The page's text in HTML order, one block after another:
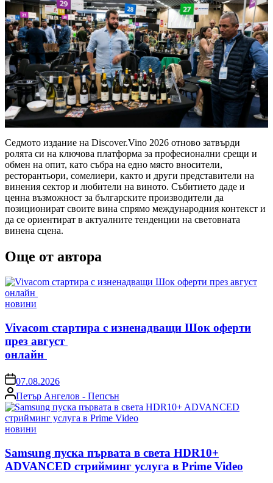
Седмото издание на Discover.Vino 2026 отново затвърди
ролята си на ключова платформа за професионални срещи и
обмен на опит, като събра на едно място вносители,
ресторантьори, сомелиери, както и други представители на
винения сектор и любители на виното. Събитието даде и
ценна възможност за българските производители да
позиционират своите вина спрямо международния контекст и
да се ориентират в актуалните тенденции на световната
винена сцена.
Още от автора
Posted
новини
Vivacom стартира с изненадващи Шок оферти
през август
онлайн
on07.08.2026
Posted
by
Петър Ангелов - Пепсън
Posted
новини
Samsung пуска първата в света HDR10+
ADVANCED стрийминг услуга в Prime Video